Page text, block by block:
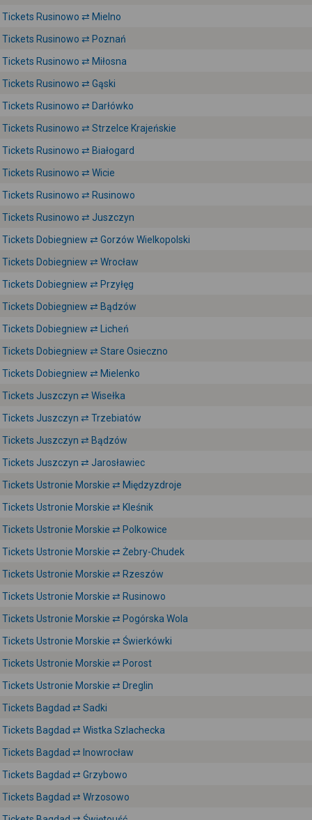
Tickets Rusinowo ⇄ Mielno
Tickets Rusinowo ⇄ Poznań
Tickets Rusinowo ⇄ Miłosna
Tickets Rusinowo ⇄ Gąski
Tickets Rusinowo ⇄ Darłówko
Tickets Rusinowo ⇄ Strzelce Krajeńskie
Tickets Rusinowo ⇄ Białogard
Tickets Rusinowo ⇄ Wicie
Tickets Rusinowo ⇄ Rusinowo
Tickets Rusinowo ⇄ Juszczyn
Tickets Dobiegniew ⇄ Gorzów Wielkopolski
Tickets Dobiegniew ⇄ Wrocław
Tickets Dobiegniew ⇄ Przyłęg
Tickets Dobiegniew ⇄ Bądzów
Tickets Dobiegniew ⇄ Licheń
Tickets Dobiegniew ⇄ Stare Osieczno
Tickets Dobiegniew ⇄ Mielenko
Tickets Juszczyn ⇄ Wisełka
Tickets Juszczyn ⇄ Trzebiatów
Tickets Juszczyn ⇄ Bądzów
Tickets Juszczyn ⇄ Jarosławiec
Tickets Ustronie Morskie ⇄ Międzyzdroje
Tickets Ustronie Morskie ⇄ Kleśnik
Tickets Ustronie Morskie ⇄ Polkowice
Tickets Ustronie Morskie ⇄ Żebry-Chudek
Tickets Ustronie Morskie ⇄ Rzeszów
Tickets Ustronie Morskie ⇄ Rusinowo
Tickets Ustronie Morskie ⇄ Pogórska Wola
Tickets Ustronie Morskie ⇄ Świerkówki
Tickets Ustronie Morskie ⇄ Porost
Tickets Ustronie Morskie ⇄ Dreglin
Tickets Bagdad ⇄ Sadki
Tickets Bagdad ⇄ Wistka Szlachecka
Tickets Bagdad ⇄ Inowrocław
Tickets Bagdad ⇄ Grzybowo
Tickets Bagdad ⇄ Wrzosowo